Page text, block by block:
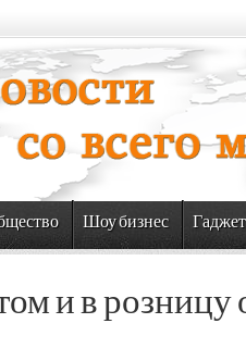
Шоу бизнес
и в